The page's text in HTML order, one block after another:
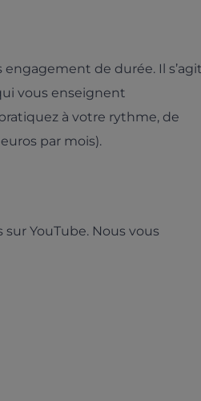
de durée. Il s’agit
vous enseignent
à votre rythme, de
par mois).
sur YouTube. Nous vous